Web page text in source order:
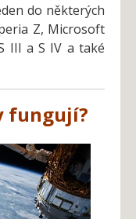
do některých
Z, Microsoft
III a S IV a také
fungují?